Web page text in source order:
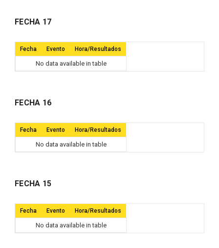
FECHA 17
Fecha Evento Hora/Resultados
No data available in table
FECHA 16
Fecha Evento Hora/Resultados
No data available in table
FECHA 15
Fecha Evento Hora/Resultados
No data available in table